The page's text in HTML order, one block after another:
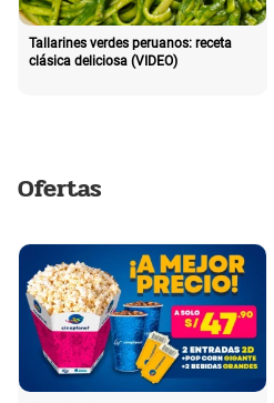
Tallarines verdes peruanos: receta
clásica deliciosa (VIDEO)
Ofertas